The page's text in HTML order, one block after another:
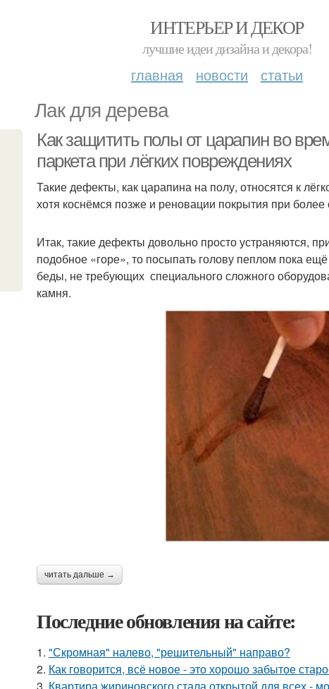
ИНТЕРЬЕР И ДЕКОР
лучшие идеи дизайна и декора!
главная новости статьи
Лак для дерева
Как защитить полы от царапин во
паркета при лёгких повреждениях
Такие дефекты, как царапина на полу, относятся к
хотя коснёмся позже и реновации покрытия при
Итак, такие дефекты довольно просто устраняются,
подобное «горе», то посыпать голову пеплом пока
беды, не требующих специального сложного
камня.
читать дальше →
Последние обновления на сайте:
1. "Скромная" налево, "решительный" направо?
2. Как говорится, всё новое - это хорошо забытое